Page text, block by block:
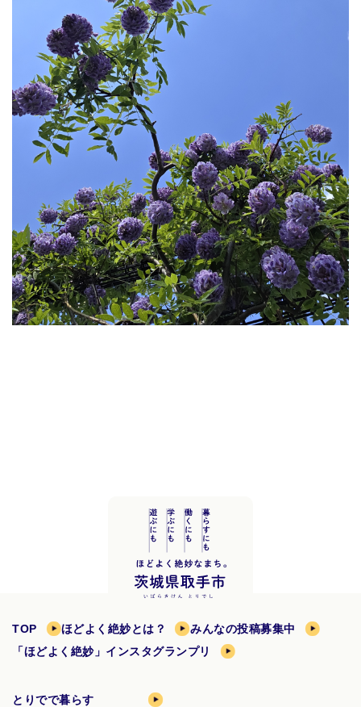
TOP ほどよく絶妙とは？
みんなの投稿募集中
「ほどよく絶妙」インスタグランプリ
とりでで暮らす